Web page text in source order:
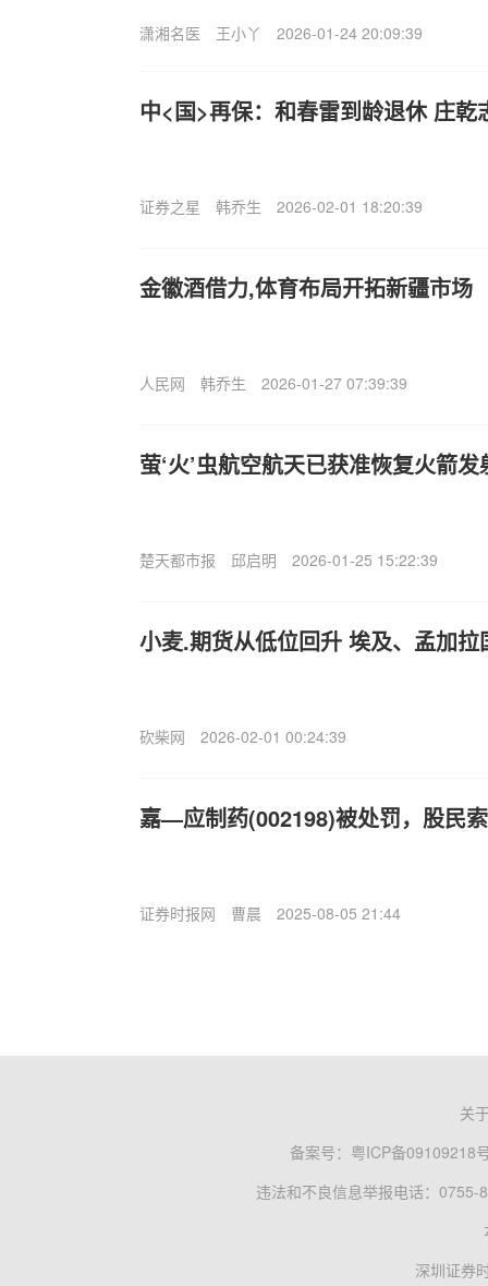
潇湘名医 王小丫 2026-01-24 20:09:39
中<国>再保：和春雷到龄退休 庄乾
证券之星 韩乔生 2026-02-01 18:20:39
金徽酒借力,体育布局开拓新疆市场
人民网 韩乔生 2026-01-27 07:39:39
萤‘火’虫航空航天已获准恢复火箭
楚天都市报 邱启明 2026-01-25 15:22:39
小麦.期货从低位回升 埃及、孟加
砍柴网 2026-02-01 00:24:39
嘉—应制药(002198)被处罚，股民
证券时报网 曹晨 2025-08-05 21:44
关
备案号： 粤ICP备09109218
违法和不良信息举报电话：0755-
深圳证券